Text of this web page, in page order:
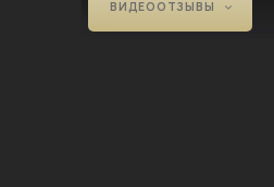
ВИДЕООТЗЫВЫ